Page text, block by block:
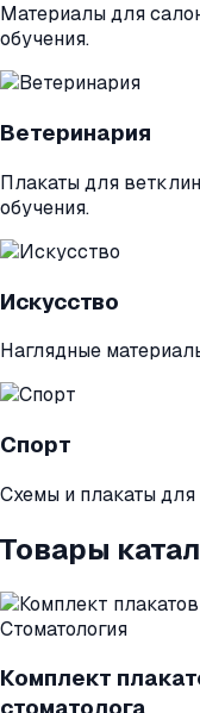
Материалы для
обучения.
Ветеринария
Плакаты для
обучения.
Искусство
Наглядные
Спорт
Схемы и плакаты для
Товары
Стоматология
Комплект